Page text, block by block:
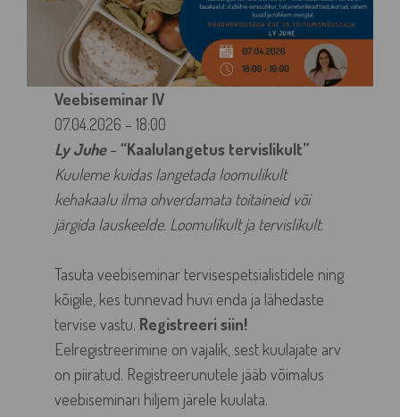
Veebiseminar IV
07.04.2026 – 18:00
Ly Juhe–“Kaalulangetus tervislikult”
Kuuleme kuidas langetada loomulikult
kehakaalu ilma ohverdamata toitaineid või
järgida lauskeelde. Loomulikult ja tervislikult.
Tasuta veebiseminar tervisespetsialistidele ning
kõigile, kes tunnevad huvi enda ja lähedaste
tervise vastu. Registreeri siin!
Eelregistreerimine on vajalik, sest kuulajate arv
on piiratud. Registreerunutele jääb võimalus
veebiseminari hiljem järele kuulata.